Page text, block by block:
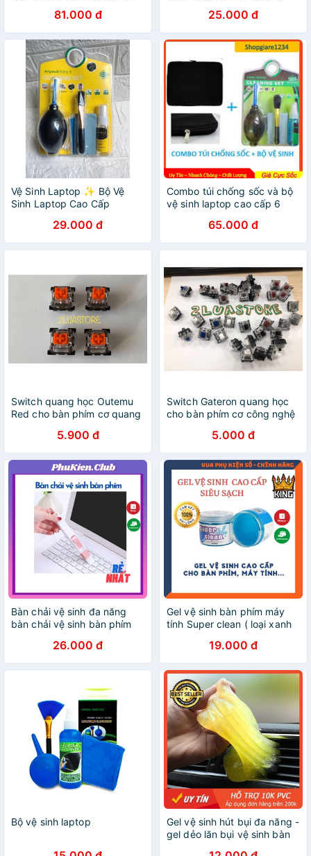
ảnh, Màn hình máy tính
81.000 đ
Máy Ảnh, Màn Hình Máy
Tính
25.000 đ
Vệ Sinh Laptop ✨ Bộ Vệ
Sinh Laptop Cao Cấp
Macbook Máy ảnh Màn hình
29.000 đ
Combo túi chống sốc và bộ
vệ sinh laptop cao cấp 6
65.000 đ
Switch quang học Outemu
Red cho bàn phím cơ quang
5.900 đ
Switch Gateron quang học
cho bàn phím cơ công nghệ
5.000 đ
Bàn chải vệ sinh đa năng
bàn chải vệ sinh bàn phím
26.000 đ
Gel vệ sinh bàn phím máy
tính Super clean ( loại xanh
19.000 đ
Bộ vệ sinh laptop
Gel vệ sinh hút bụi đa năng -
gel dẻo lăn bụi vệ sinh bàn